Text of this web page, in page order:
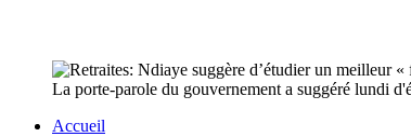
La porte-parole du gouvernement a suggéré lundi
Accueil